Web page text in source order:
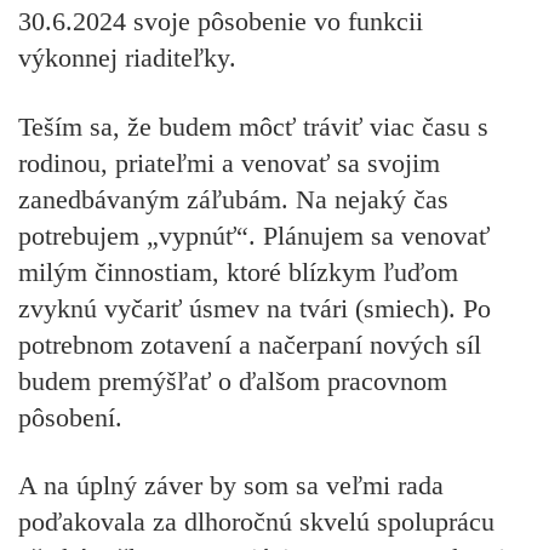
30.6.2024 svoje pôsobenie vo funkcii
výkonnej riaditeľky.
Teším sa, že budem môcť tráviť viac času s
rodinou, priateľmi a venovať sa svojim
zanedbávaným záľubám. Na nejaký čas
potrebujem „vypnúť“. Plánujem sa venovať
milým činnostiam, ktoré blízkym ľuďom
zvyknú vyčariť úsmev na tvári (smiech). Po
potrebnom zotavení a načerpaní nových síl
budem premýšľať o ďalšom pracovnom
pôsobení.
A na úplný záver by som sa veľmi rada
poďakovala za dlhoročnú skvelú spoluprácu